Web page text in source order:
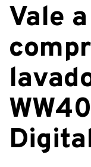
Vale